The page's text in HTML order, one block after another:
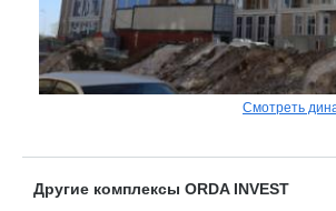
Смотреть
Другие комплексы ORDA INVEST